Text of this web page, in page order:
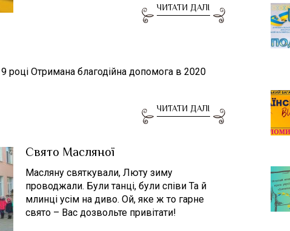
ЧИТАТИ ДАЛІ
році Отримана благодійна допомога в 2020
ЧИТАТИ ДАЛІ
Свято Масляної
Масляну святкували, Люту зиму
проводжали. Були танці, були співи Та й
млинці усім на диво. Ой, яке ж то гарне
свято – Вас дозвольте привітати!